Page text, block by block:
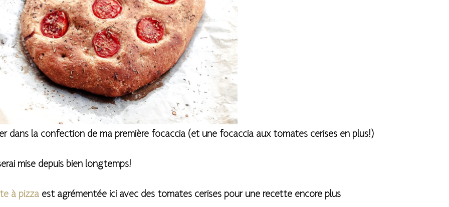
dans la confection de ma première focaccia (et une focaccia aux tomates cerises en plus!)
mise depuis bien longtemps!
à pizza est agrémentée ici avec des tomates cerises pour une recette encore plus